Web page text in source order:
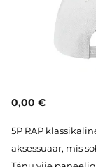
0,00 €
5P RAP
aksessuaar, mis